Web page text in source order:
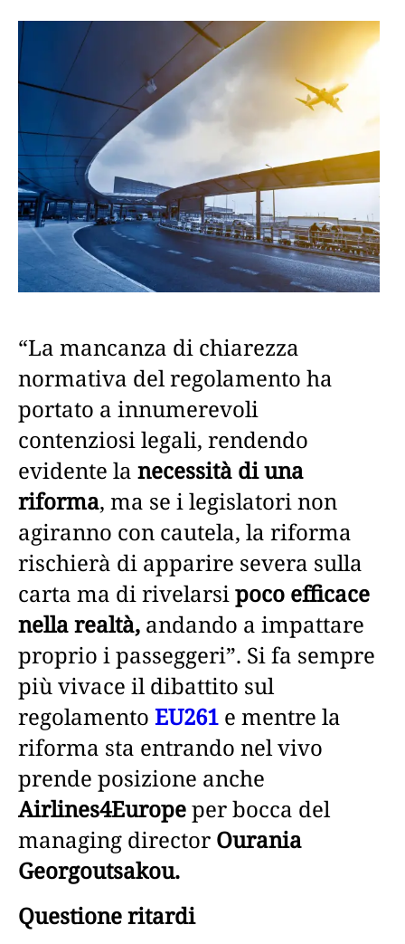
“La mancanza di chiarezza
normativa del regolamento ha
portato a innumerevoli
contenziosi legali, rendendo
evidente la necessità di una
riforma, ma se i legislatori non
agiranno con cautela, la riforma
rischierà di apparire severa sulla
carta ma di rivelarsipoco efficace
nella realtà, andando a impattare
proprio i passeggeri”. Si fa sempre
più vivace il dibattito sul
regolamento EU261 e mentre la
riforma sta entrando nel vivo
prende posizione anche
Airlines4Europeper bocca del
managing director Ourania
Georgoutsakou.
Questione ritardi